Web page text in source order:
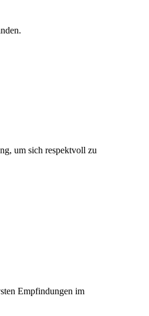
um sich respektvoll zu
Empfindungen im